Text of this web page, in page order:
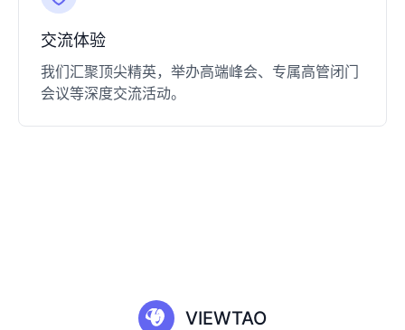
交流体验​
我们汇聚顶尖精英，举办高端峰会、专属高管闭门
会议等深度交流活动。
VIEWTAO